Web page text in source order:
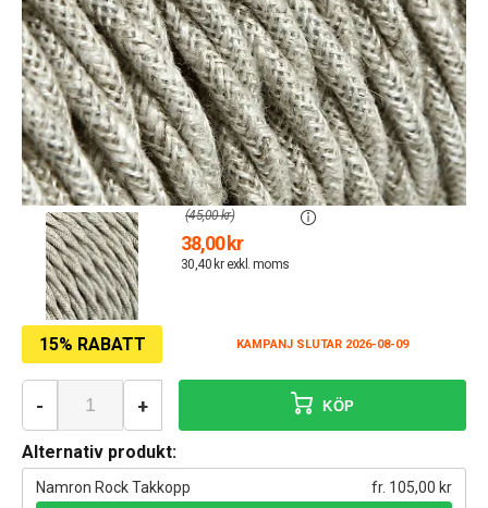
15% RABATT KAMPANJ SLUTAR 2026-08-09
38,00 kr
30,40 kr exkl. moms
(45,00 kr)
- + KÖP
Alternativ produkt:
Namron Rock Takkopp fr. 105,00 kr